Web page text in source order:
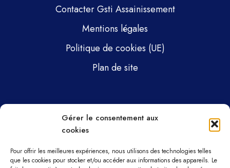
Gérer le consentement aux
cookies
Pour offrir les meilleures expériences, nous utilisons des technologies telles
que les cookies pour stocker et/ou accéder aux informations des appareils. Le
Contacter Gsti Assainissement
Mentions légales
Politique de cookies (UE)
Plan de site
Gsti Mécanique
Gsti Assainissement